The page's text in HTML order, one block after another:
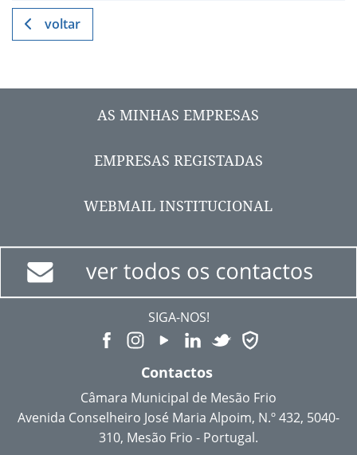
voltar
AS MINHAS EMPRESAS
EMPRESAS REGISTADAS
WEBMAIL INSTITUCIONAL
SIGA-NOS!
Contactos
Câmara Municipal de Mesão Frio
Avenida Conselheiro José Maria Alpoim, N.º 432, 5040-
310, Mesão Frio - Portugal.